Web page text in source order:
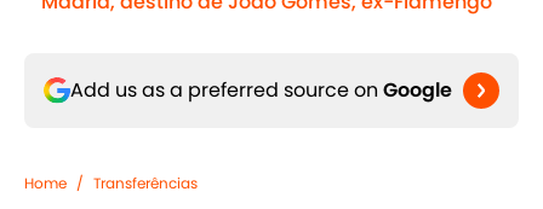
Add us as a preferred source on Google
Home / Transferências